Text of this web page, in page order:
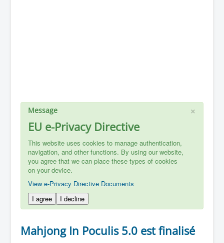
×
Message
EU e-Privacy Directive
This website uses cookies to manage authentication,
navigation, and other functions. By using our website,
you agree that we can place these types of cookies
on your device.
View e-Privacy Directive Documents
I agree
I decline
Mahjong In Poculis 5.0 est finalisé